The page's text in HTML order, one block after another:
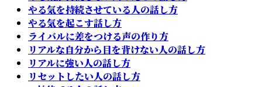
やる気を持続させている人の話し方
やる気を起こす話し方
ライバルに差をつける声の作り方
リアルな自分から目を背けない人の話し方
リアルに強い人の話し方
リセットしたい人の話し方